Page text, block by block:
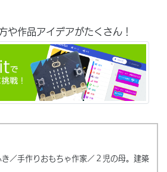
や作品アイデアがたくさん！
き／手作りおもちゃ作家／２児の母。建築